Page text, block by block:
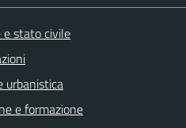
e stato civile
urbanistica
e formazione